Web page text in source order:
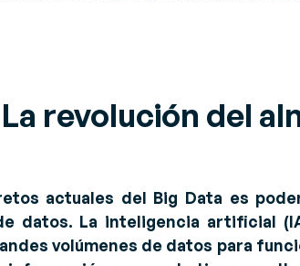
de almacén (SGA)
la eficiencia en todo tu
de transporte (TMS)
y aumenta el ROI en
ruta
Tu
de
Partners
Descubre nuestro rico ecosistema de
para estar informado
Producto, Replays y
de expertos
Glosario
Consultoría
Supera los retos de tu negocio
La revolución del
actuales del Big Data es
datos. La inteligencia artificial
volúmenes de datos para